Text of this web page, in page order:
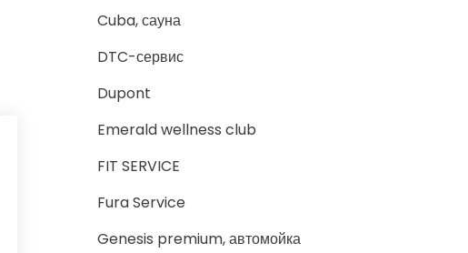
Cuba, сауна
DTC-сервис
Dupont
Emerald wellness club
FIT SERVICE
Fura Service
Genesis premium, автомойка